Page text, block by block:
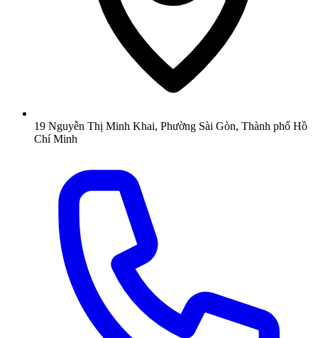
19 Nguyễn Thị Minh Khai, Phường Sài Gòn, Thành phố Hồ
Chí Minh